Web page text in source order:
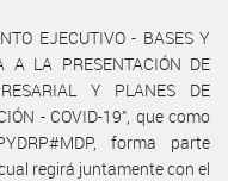
EJECUTIVO - BASES Y
A LA PRESENTACIÓN DE
Y PLANES DE
- COVID-19”, que como
forma parte
regirá juntamente con el